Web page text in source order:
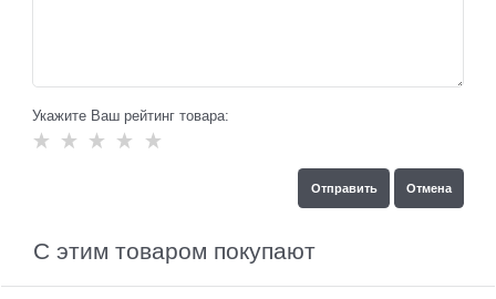
Укажите Ваш рейтинг товара:
С этим товаром покупают